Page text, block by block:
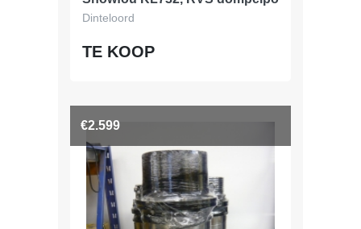
Dinteloord
TE KOOP
€2.599